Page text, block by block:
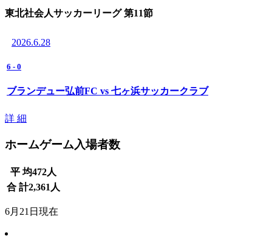
東北社会人サッカーリーグ 第11節
2026.6.28
6 - 0
ブランデュー弘前FC vs 七ヶ浜サッカークラブ
詳 細
ホームゲーム入場者数
平 均472人
合 計2,361 人
6月21日現在